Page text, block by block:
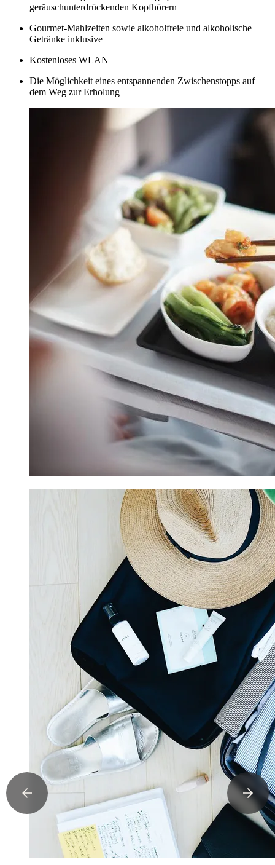
geräuschunterdrückenden Kopfhörern
Gourmet-Mahlzeiten sowie alkoholfreie und alkoholische
Getränke inklusive
Kostenloses WLAN
Die Möglichkeit eines entspannenden Zwischenstopps auf
dem Weg zur Erholung